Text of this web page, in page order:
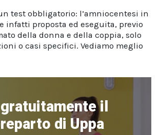
test obbligatorio: l’amniocentesi in
infatti proposta ed eseguita, previo
della donna e della coppia, solo
o casi specifici. Vediamo meglio
il
di Uppa